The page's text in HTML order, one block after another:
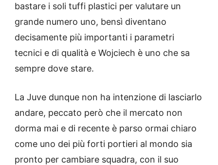
bastare i soli tuffi plastici per valutare un
grande numero uno, bensì diventano
decisamente più importanti i parametri
tecnici e di qualità e Wojciech è uno che sa
sempre dove stare.
La Juve dunque non ha intenzione di lasciarlo
andare, peccato però che il mercato non
dorma mai e di recente è parso ormai chiaro
come uno dei più forti portieri al mondo sia
pronto per cambiare squadra, con il suo